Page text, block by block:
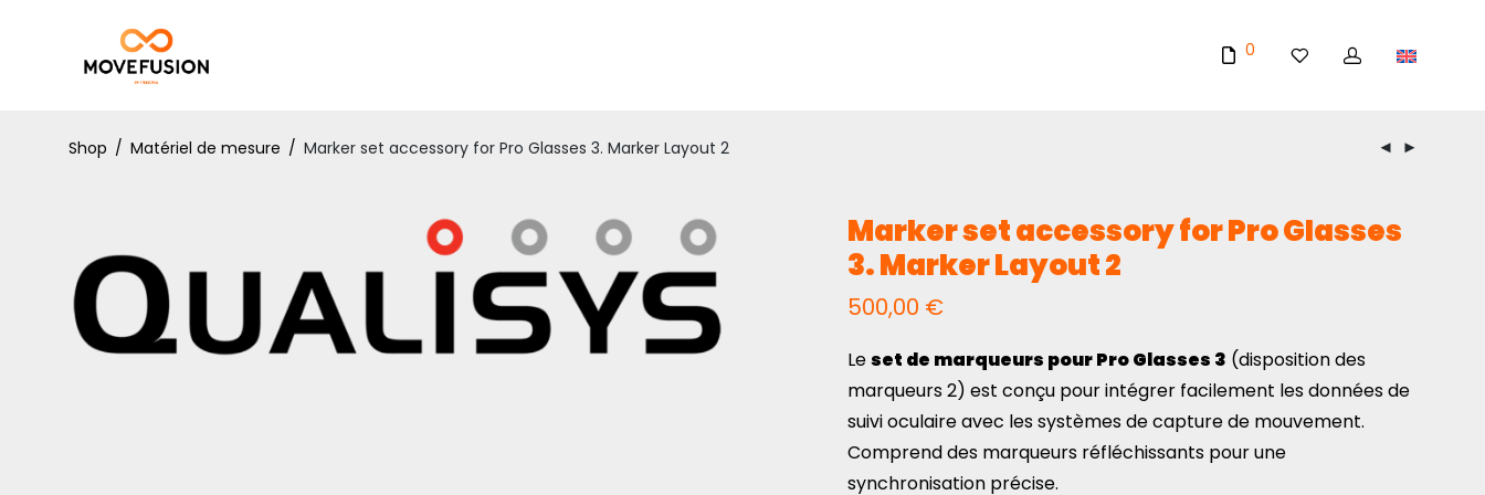
0
Shop / Matériel de mesure / Marker set accessory for Pro Glasses 3. Marker Layout 2
Marker set accessory for Pro Glasses
3. Marker Layout 2
500,00 €
Leset de marqueurs pour Pro Glasses 3 (disposition des
marqueurs 2) est conçu pour intégrer facilement les données de
suivi oculaire avec les systèmes de capture de mouvement.
Comprend des marqueurs réfléchissants pour une
synchronisation précise.